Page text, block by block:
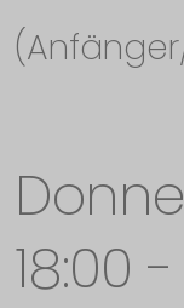
18:00 -